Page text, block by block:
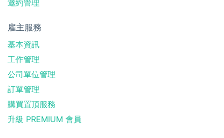
邀約管理
雇主服務
基本資訊
工作管理
公司單位管理
訂單管理
購買置頂服務
升級 PREMIUM 會員